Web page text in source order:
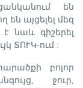
են
այցելել մեզ
նաև գիշերել
ՏՈՒԿ-ում :
բոլոր
ջուր,